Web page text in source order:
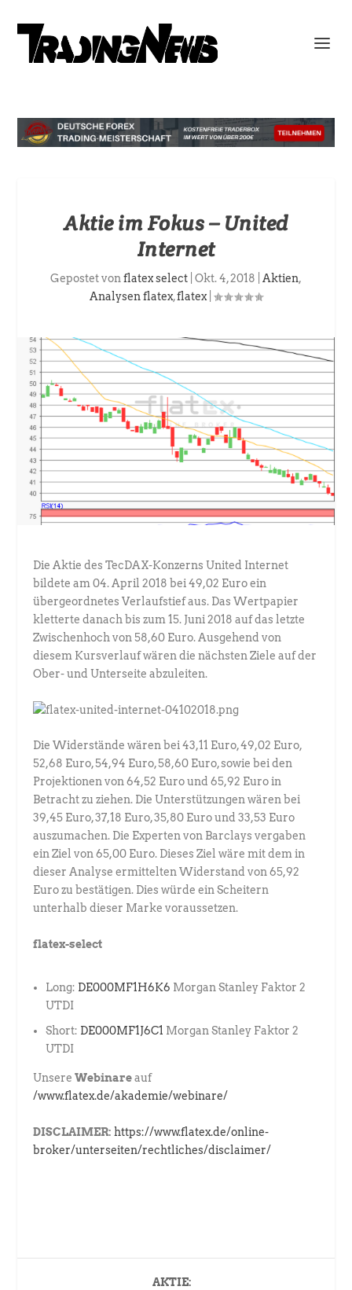
Aktie im Fokus – United
Internet
Gepostet vonflatex select Okt. 4, 2018 Aktien,
Analysen flatex,flatex
Die Aktie des TecDAX-Konzerns United Internet
bildete am 04. April 2018 bei 49,02 Euro ein
übergeordnetes Verlaufstief aus. Das Wertpapier
kletterte danach bis zum 15. Juni 2018 auf das letzte
Zwischenhoch von 58,60 Euro. Ausgehend von
diesem Kursverlauf wären die nächsten Ziele auf der
Ober- und Unterseite abzuleiten.
Die Widerstände wären bei 43,11 Euro, 49,02 Euro,
52,68 Euro, 54,94 Euro, 58,60 Euro, sowie bei den
Projektionen von 64,52 Euro und 65,92 Euro in
Betracht zu ziehen. Die Unterstützungen wären bei
39,45 Euro, 37,18 Euro, 35,80 Euro und 33,53 Euro
auszumachen. Die Experten von Barclays vergaben
ein Ziel von 65,00 Euro. Dieses Ziel wäre mit dem in
dieser Analyse ermittelten Widerstand von 65,92
Euro zu bestätigen. Dies würde ein Scheitern
unterhalb dieser Marke voraussetzen.
flatex-select
Long: DE000MF1H6K6 Morgan Stanley Faktor 2
UTDI
Short: DE000MF1J6C1 Morgan Stanley Faktor 2
UTDI
UnsereWebinareauf
/www.flatex.de/akademie/webinare/
DISCLAIMER: https://www.flatex.de/online-
broker/unterseiten/rechtliches/disclaimer/
AKTIE: